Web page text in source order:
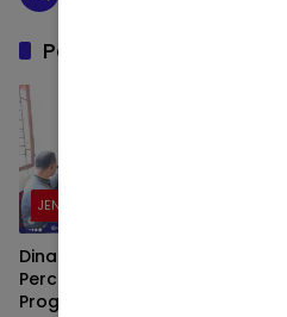
Pos Terkait
JENEPONTO
Dinas Pertanian Jeneponto
Percepat Pelaksanaan
Program Tebu Rakyat di